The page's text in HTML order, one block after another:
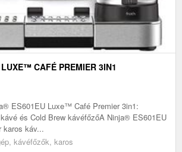
CAFÉ PREMIER 3IN1
ES601EU Luxe™ Café Premier 3in1:
és Cold Brew kávéfőzőA Ninja® ES601EU
karos káv...
kávéfőzők, karos